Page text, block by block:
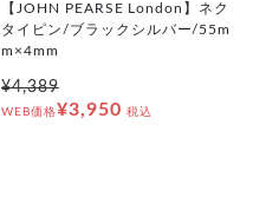
【JOHN PEARSE London】ネク
タイピン/ブラックシルバー/55m
m×4mm
¥4,389
WEB価格¥3,950 税込